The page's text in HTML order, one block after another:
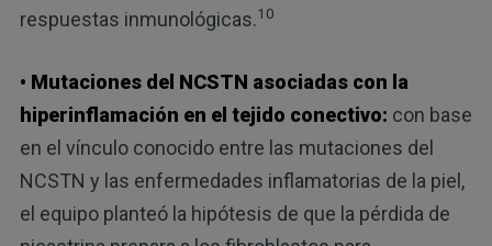
respuestas inmunológicas.10
• Mutaciones del NCSTN asociadas con la
hiperinflamación en el tejido conectivo: con base
en el vínculo conocido entre las mutaciones del
NCSTN y las enfermedades inflamatorias de la piel,
el equipo planteó la hipótesis de que la pérdida de